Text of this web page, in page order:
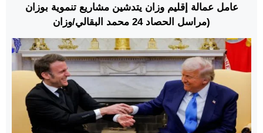
عامل عمالة إقليم وزان يتدشين مشاريع تنموية بوزان
(مراسل الحصاد 24 محمد البقالي/وزان